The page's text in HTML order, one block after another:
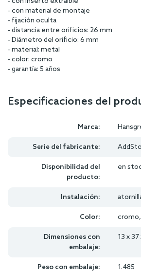
- con material de montaje
- fijación oculta
- distancia entre orificios: 26 mm
- Diámetro del orificio: 6 mm
- material: metal
- color: cromo
- garantía: 5 años
Especificaciones del
Marca:
Serie del fabricante:
Disponibilidad del
producto:
en
Instalación:
Color:
Dimensiones con
embalaje:
13 x
Peso con embalaje: 1.485